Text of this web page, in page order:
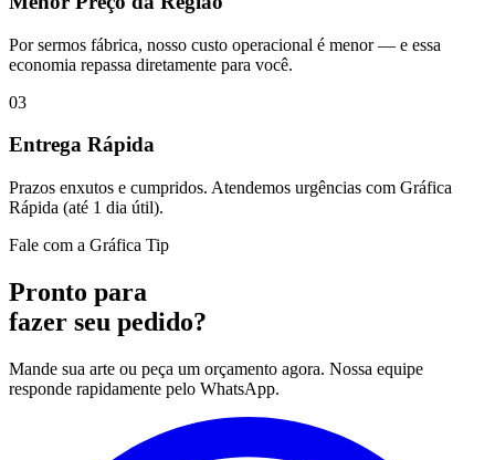
Por sermos fábrica, nosso custo operacional é menor — e essa
economia repassa diretamente para você.
03
Entrega Rápida
Prazos enxutos e cumpridos. Atendemos urgências com Gráfica
Rápida (até 1 dia útil).
Fale com a Gráfica Tip
Pronto para
fazer seu pedido?
Mande sua arte ou peça um orçamento agora. Nossa equipe
responde rapidamente pelo WhatsApp.